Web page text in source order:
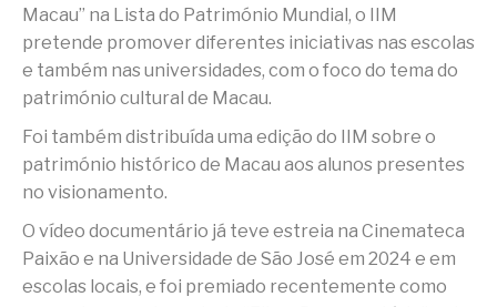
Macau” na Lista do Património Mundial, o IIM
pretende promover diferentes iniciativas nas escolas
e também nas universidades, com o foco do tema do
património cultural de Macau.
Foi também distribuída uma edição do IIM sobre o
património histórico de Macau aos alunos presentes
no visionamento.
O vídeo documentário já teve estreia na Cinemateca
Paixão e na Universidade de São José em 2024 e em
escolas locais, e foi premiado recentemente como